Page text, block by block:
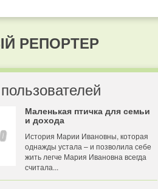
РЕПОРТЕР
Маленькая птичка для семьи
и дохода
История Марии Ивановны, которая
однажды устала – и позволила себе
жить легче Мария Ивановна всегда
считала...